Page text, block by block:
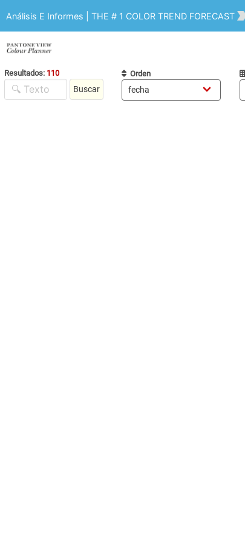
Análisis E Informes | THE # 1 COLOR TREND FORECAST
Resultados: 110
Buscar
Orden